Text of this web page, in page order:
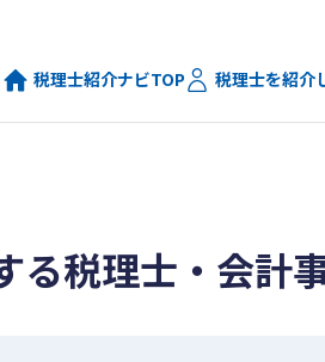
税理士紹介ナビTOP 税理士を紹介
る税理士・会計